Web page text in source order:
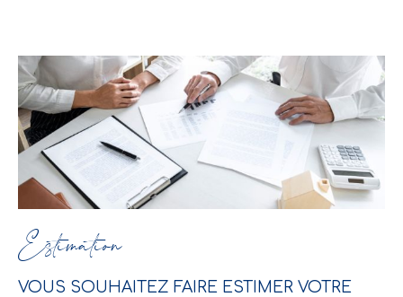
Estimation
VOUS SOUHAITEZ FAIRE ESTIMER VOTRE